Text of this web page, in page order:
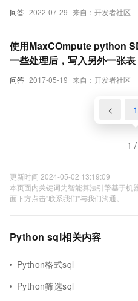
问答 2022-07-29 来自：开发者社区
问答 2017-05-19 来自：开发者社区
使用MaxCOmpute python
一些处理后，写入另外一张
遇到问题1. 多线程处理时，
odps连接太多了？文档中没
接？ 2. 在ODPS客户端，操
的，客户端也有超时的话，
如下： Aliyun ODPS
< 1
1 /
更新时间 2024-05-02 13:19:09
本页面内关键词为智能算法引擎基于机
面下方点击"联系我们"与我们沟通。
Python sql相关内容
Python格式sql
Python筛选sql